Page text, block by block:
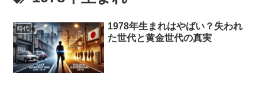
時代
1978年生まれはやばい？失われ
た世代と黄金世代の真実